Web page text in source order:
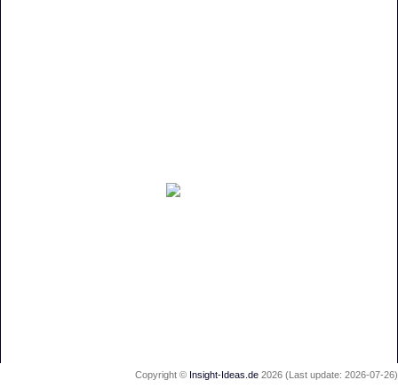
Copyright © Insight-Ideas.de 2026 (Last update: 2026-07-26)